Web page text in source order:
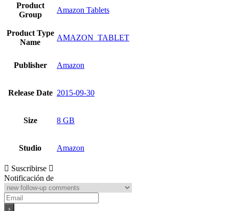
Product
Group
Amazon Tablets
Product Type
Name
AMAZON_TABLET
Publisher Amazon
Release Date 2015-09-30
Size 8 GB
Studio Amazon
Suscribirse
Notificación de